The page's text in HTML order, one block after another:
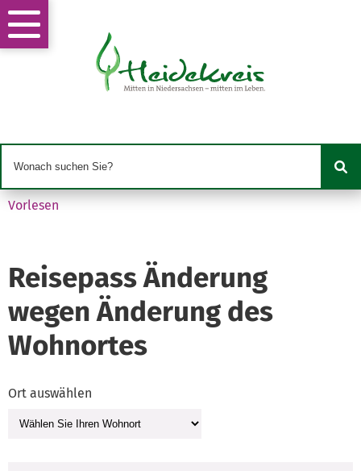
Vorlesen
Reisepass Änderung
wegen Änderung des
Wohnortes
Ort auswählen